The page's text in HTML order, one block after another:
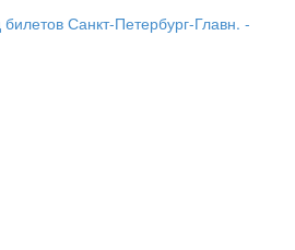
Санкт-Петербург-Главн. -